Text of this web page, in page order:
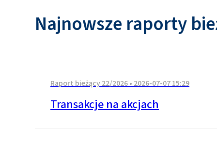
Najnowsze raporty
Raport bieżący 22/2026• 2026-07-07 15:29
Transakcje na akcjach